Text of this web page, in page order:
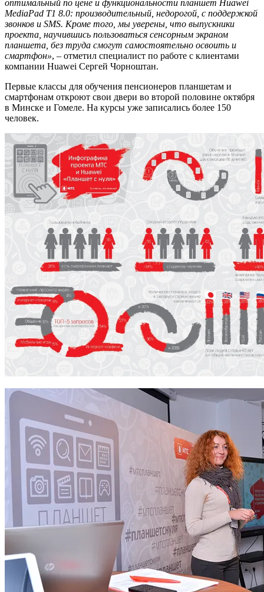
оптимальный по цене и функциональности планшет Huawei
MediaPad T1 8.0: производительный, недорогой, с поддержкой
звонков и SMS. Кроме того, мы уверены, что выпускники
проекта, научившись пользоваться сенсорным экраном
планшета, без труда смогут самостоятельно освоить и
смартфон», – отметил специалист по работе с клиентами
компании Huawei Сергей Чорноштан.
Первые классы для обучения пенсионеров планшетам и
смартфонам откроют свои двери во второй половине октября
в Минске и Гомеле. На курсы уже записались более 150
человек.